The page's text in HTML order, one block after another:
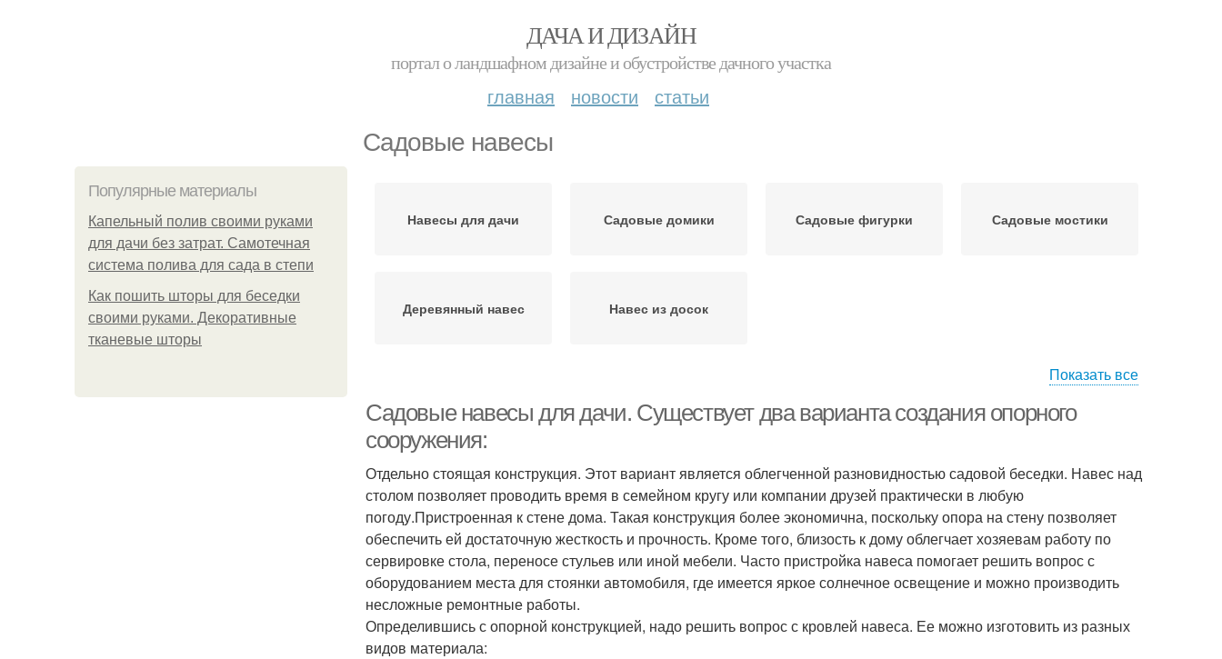
ДАЧА И ДИЗАЙН
портал о ландшафном дизайне и обустройстве дачного участка
главная новости статьи
Садовые навесы
Популярные материалы
Капельный полив своими руками
для дачи без затрат. Самотечная
система полива для сада в степи
Как пошить шторы для беседки
своими руками. Декоративные
тканевые шторы
Навесы для дачи Садовые домики Садовые фигурки Садовые мостики
Деревянный навес Навес из досок
Показать все
Садовые навесы для дачи. Существует два варианта создания опорного
сооружения:
Отдельно стоящая конструкция. Этот вариант является облегченной разновидностью садовой беседки. Навес над
столом позволяет проводить время в семейном кругу или компании друзей практически в любую
погоду.Пристроенная к стене дома. Такая конструкция более экономична, поскольку опора на стену позволяет
обеспечить ей достаточную жесткость и прочность. Кроме того, близость к дому облегчает хозяевам работу по
сервировке стола, переносе стульев или иной мебели. Часто пристройка навеса помогает решить вопрос с
оборудованием места для стоянки автомобиля, где имеется яркое солнечное освещение и можно производить
несложные ремонтные работы.
Определившись с опорной конструкцией, надо решить вопрос с кровлей навеса. Ее можно изготовить из разных
видов материала: